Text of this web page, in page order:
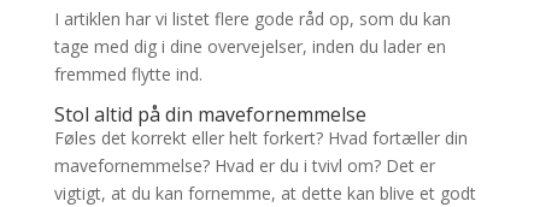
I artiklen har vi listet flere gode råd op, som du kan
tage med dig i dine overvejelser, inden du lader en
fremmed flytte ind.
Stol altid på din mavefornemmelse
Føles det korrekt eller helt forkert? Hvad fortæller din
mavefornemmelse? Hvad er du i tvivl om? Det er
vigtigt, at du kan fornemme, at dette kan blive et godt